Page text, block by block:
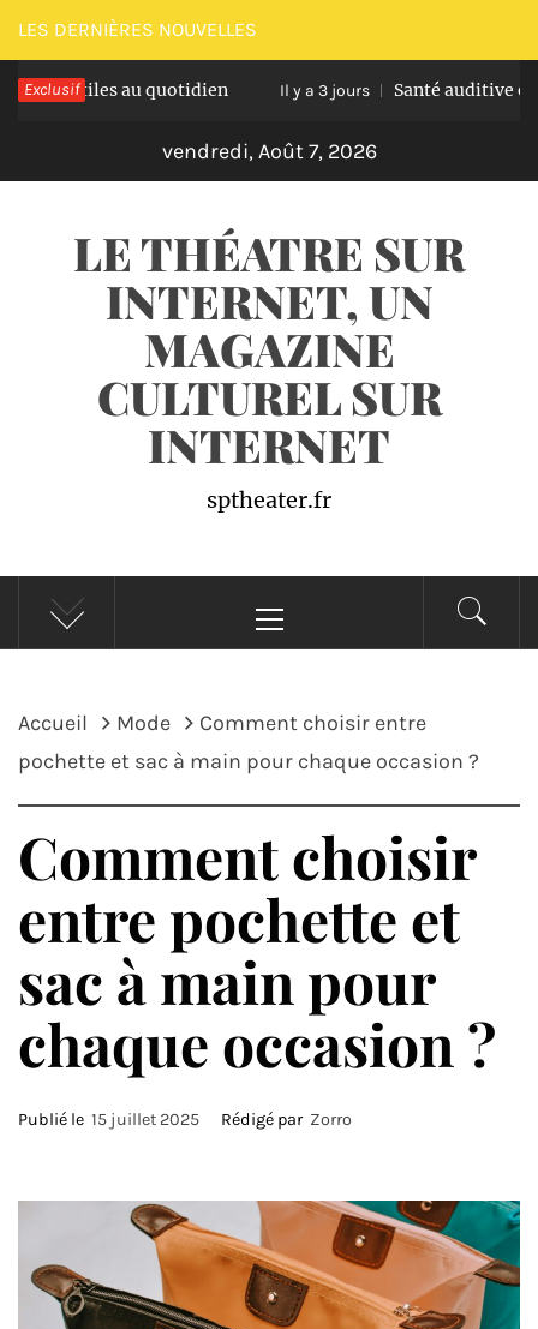
Passer
au
contenu
LES DERNIÈRES NOUVELLES
Exclusif
utiles au quotidien Il y a 3 jours Santé auditive et âge
vendredi, Août 7, 2026
LE THÉATRE SUR
INTERNET, UN
MAGAZINE
CULTUREL SUR
INTERNET
sptheater.fr
principal
Accueil Mode
Comment choisir entre
pochette et sac à main pour chaque occasion ?
Comment choisir
entre pochette et
sac à main pour
chaque occasion ?
Publié le 15 juillet 2025 Rédigé par Zorro